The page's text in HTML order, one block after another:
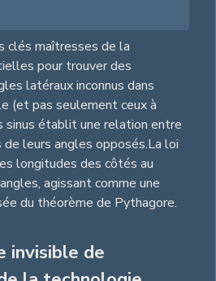
clés maîtresses de la
pour trouver des
latéraux inconnus dans
(et pas seulement ceux à
sinus établit une relation entre
leurs angles opposés.La loi
longitudes des côtés au
agissant comme une
du théorème de Pythagore.
invisible de